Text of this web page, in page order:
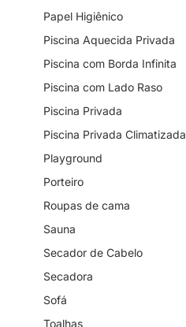
Papel Higiênico
Piscina Aquecida Privada
Piscina com Borda Infinita
Piscina com Lado Raso
Piscina Privada
Piscina Privada Climatizada
Playground
Porteiro
Roupas de cama
Sauna
Secador de Cabelo
Secadora
Sofá
Toalhas